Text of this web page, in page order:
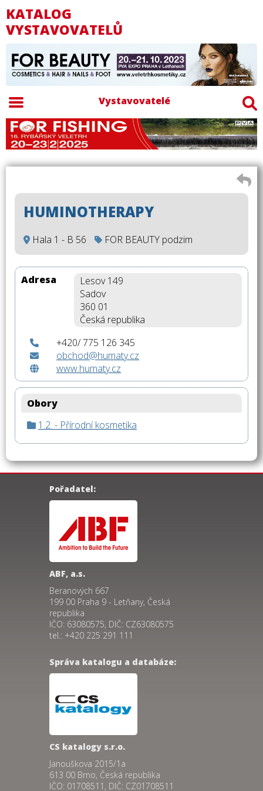
KATALOG
VYSTAVOVATELŮ
Vystavovatelé
HUMINOTHERAPY
Hala 1 - B 56 FOR BEAUTY podzim
Adresa
Lesov 149
Sadov
360 01
Česká republika
+420/ 775 126 345
obchod@humaty.cz
www.humaty.cz
Obory
1.2. - Přírodní kosmetika
Pořadatel:
ABF, a.s.
Beranových 667
199 00 Praha 9 - Letňany, Česká
republika
IČO: 63080575, DIČ: CZ63080575
tel.: +420 225 291 111
Správa katalogu a databáze:
CS katalogy s.r.o.
Janouškova 2015/1a
613 00 Brno, Česká republika
IČO: 01708511, DIČ: CZ01708511